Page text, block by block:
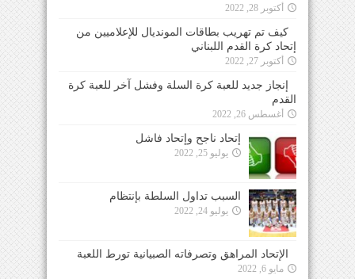
أكتوبر 28, 2022
كيف تم تهريب بطاقات المونديال للإعلاميين من
إتحاد كرة القدم اللبناني
أكتوبر 27, 2022
إنجاز جديد للعبة كرة السلة وفشل آخر للعبة كرة
القدم
أغسطس 26, 2022
إتحاد ناجح وإتحاد فاشل
يوليو 25, 2022
السبب تداول السلطة بإنتظام
يوليو 24, 2022
الإتحاد المراهق وتصرفاته الصبيانية تورط اللعبة
مايو 6, 2022